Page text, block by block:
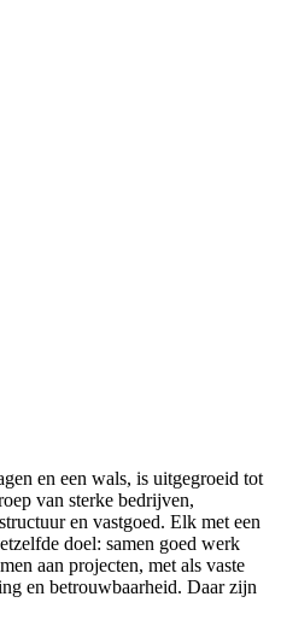
en een wals, is uitgegroeid tot
van sterke bedrijven,
en vastgoed. Elk met een
doel: samen goed werk
aan projecten, met als vaste
en betrouwbaarheid. Daar zijn